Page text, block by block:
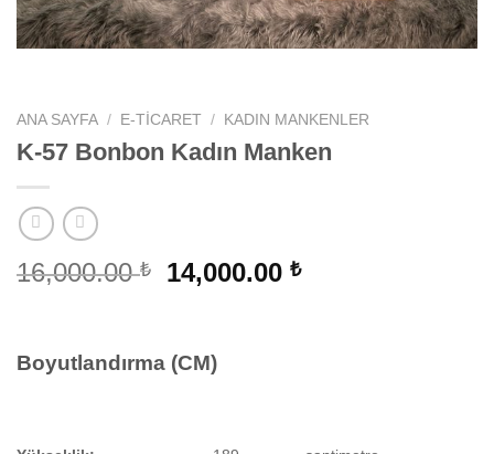
ANA SAYFA / E-TICARET / KADIN MANKENLER
K-57 Bonbon Kadın Manken
16,000.00₺
Orijinal
14,000.00₺Şu
Boyutlandırma (CM)